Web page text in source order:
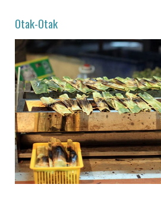
Otak-Otak